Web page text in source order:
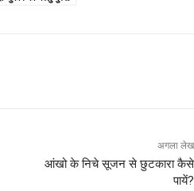
अगला लेख
आंखो के निचे सूजन से छुटकारा कैसे
पायें?